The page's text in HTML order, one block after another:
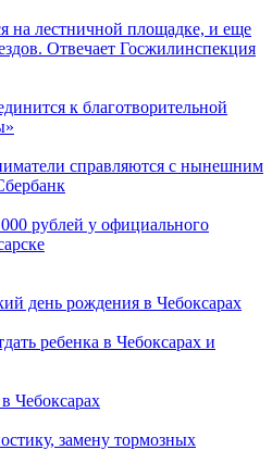
на лестничной площадке, и еще
Отвечает Госжилинспекция
к благотворительной
справляются с нынешним
рублей у официального
день рождения в Чебоксарах
ребенка в Чебоксарах и
Чебоксарах
замену тормозных